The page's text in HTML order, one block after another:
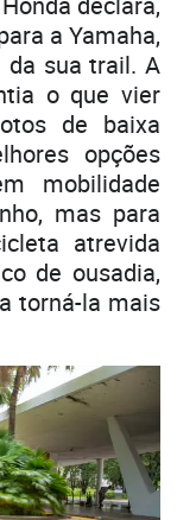
a Yamaha,
da sua trail. A
o que vier
de baixa
opções
mobilidade
mas para
atrevida
de ousadia,
torná-la mais